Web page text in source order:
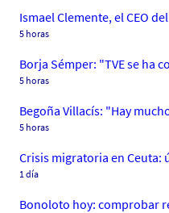
Ismael Clemente, el CEO
5 horas
Borja Sémper: "TVE se ha
5 horas
Begoña Villacís: "Hay
5 horas
Crisis migratoria en Ceuta:
1 día
Bonoloto hoy: comprobar